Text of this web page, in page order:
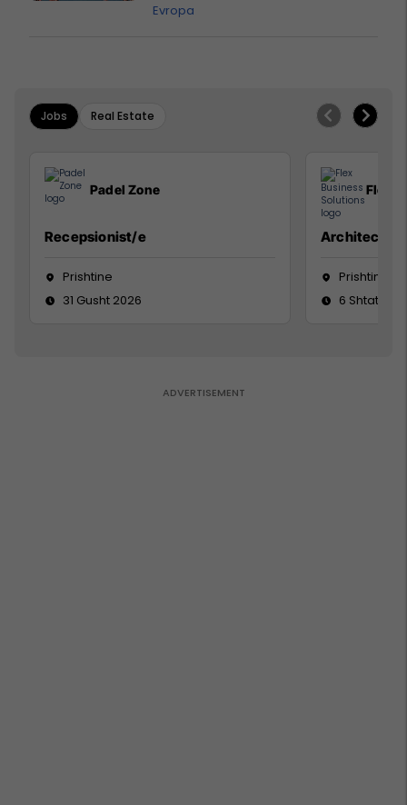
Evropa
Jobs Real Estate
Padel Zone
Recepsionist/e
Prishtine
31 Gusht 2026
Flex
Architect
Prishtinë
6 Shtator